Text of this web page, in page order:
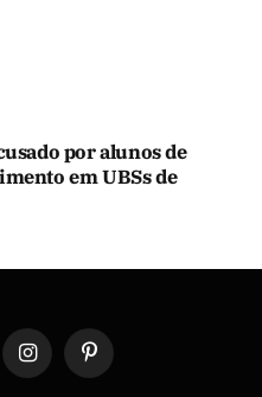
por alunos de
em UBSs de
InstagramPinterest